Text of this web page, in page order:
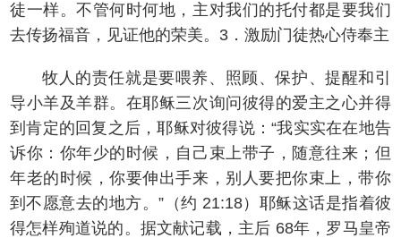
徒一样。不管何时何地，主对我们的托付都是要我们
去传扬福音，见证他的荣美。3．激励门徒热心侍奉主
牧人的责任就是要喂养、照顾、保护、提醒和引
导小羊及羊群。在耶稣三次询问彼得的爱主之心并得
到肯定的回复之后，耶稣对彼得说：“我实实在在地告
诉你：你年少的时候，自己束上带子，随意往来；但
年老的时候，你要伸出手来，别人要把你束上，带你
到不愿意去的地方。”（约 21:18）耶稣这话是指着彼
得怎样殉道说的。据文献记载，主后 68年，罗马皇帝